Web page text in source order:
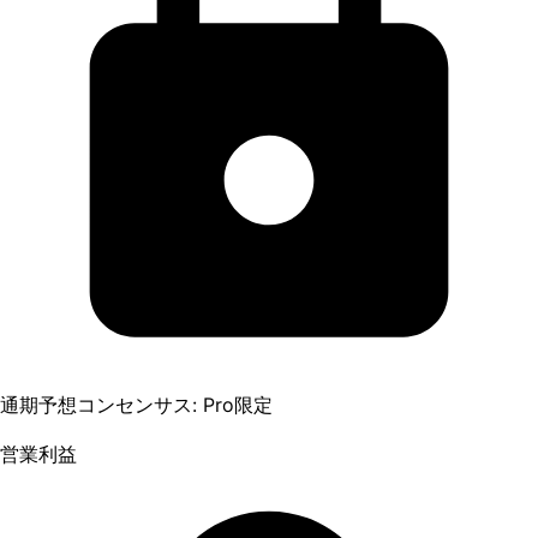
通期予想コンセンサス: Pro限定
営業利益